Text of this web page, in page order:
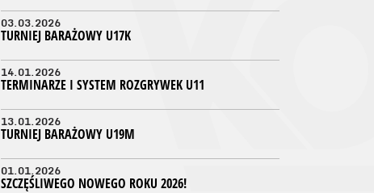
03.03.2026
TURNIEJ BARAŻOWY U17K
14.01.2026
TERMINARZE I SYSTEM ROZGRYWEK U11
13.01.2026
TURNIEJ BARAŻOWY U19M
01.01.2026
SZCZĘŚLIWEGO NOWEGO ROKU 2026!